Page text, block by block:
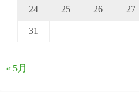
24 25 26 27
31
« 5月